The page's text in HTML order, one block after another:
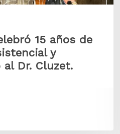
15 años de
y
al Dr. Cluzet.